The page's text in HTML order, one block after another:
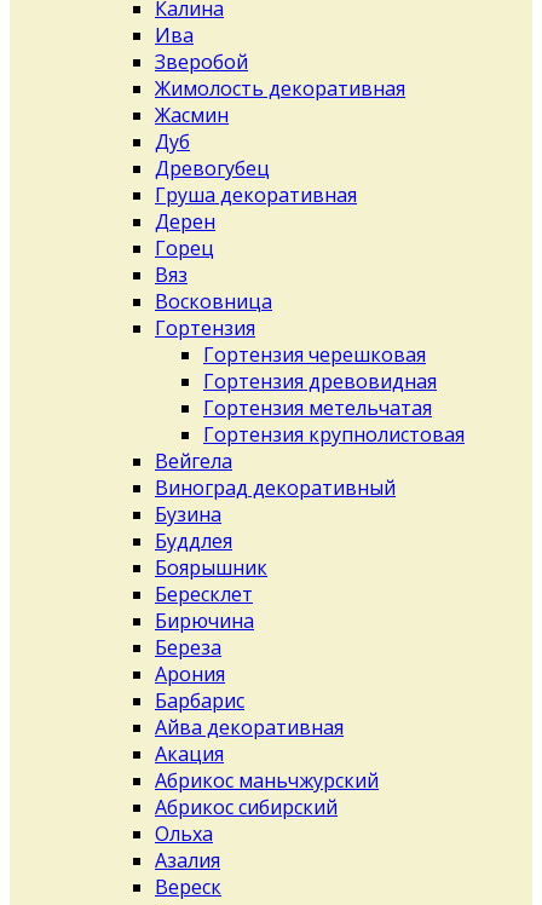
Калина
Ива
Зверобой
Жимолость декоративная
Жасмин
Дуб
Древогубец
Груша декоративная
Дерен
Горец
Вяз
Восковница
Гортензия
Гортензия черешковая
Гортензия древовидная
Гортензия метельчатая
Гортензия крупнолистовая
Вейгела
Виноград декоративный
Бузина
Буддлея
Боярышник
Бересклет
Бирючина
Береза
Арония
Барбарис
Айва декоративная
Акация
Абрикос маньчжурский
Абрикос сибирский
Ольха
Азалия
Вереск